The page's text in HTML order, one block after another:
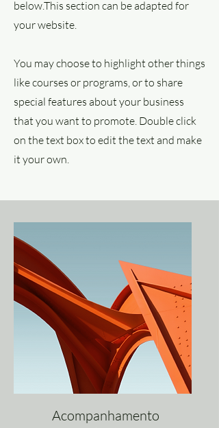
below.This section can be adapted for
your website.
You may choose to highlight other things
like courses or programs, or to share
special features about your business
that you want to promote. Double click
on the text box to edit the text and make
it your own.
Acompanhamento